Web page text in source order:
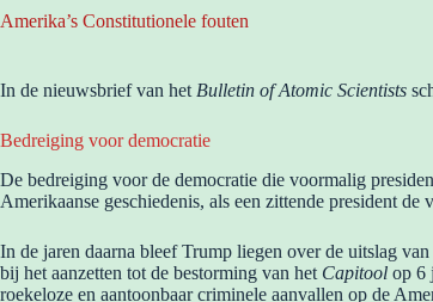
Amerika’s Constitutionele fouten
In de nieuwsbrief van het Bulletin of Atomic Scientists
Bedreiging voor democratie
De bedreiging voor de democratie die voormalig
Amerikaanse geschiedenis, als een zittende president
In de jaren daarna bleef Trump liegen over de uitslag
bij het aanzetten tot de bestorming van het Capitool op 6
roekeloze en aantoonbaar criminele aanvallen op de